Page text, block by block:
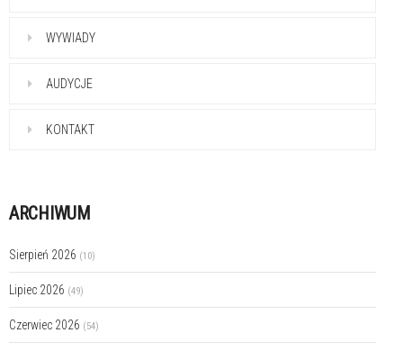
WYWIADY
AUDYCJE
KONTAKT
ARCHIWUM
Sierpień 2026 (10)
Lipiec 2026 (49)
Czerwiec 2026 (54)